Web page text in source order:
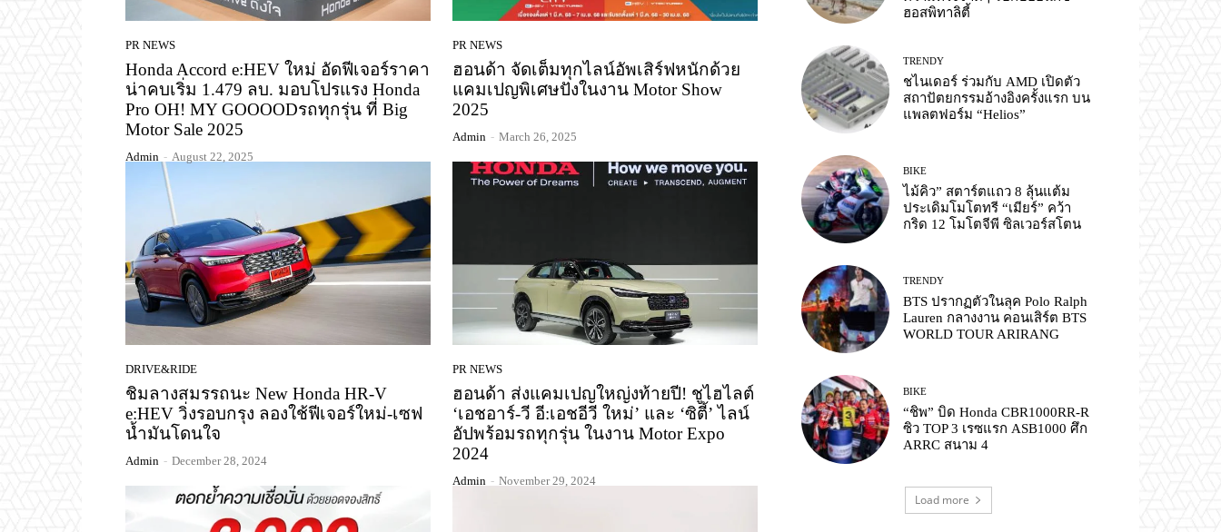
PR NEWS
Honda Accord e:HEV ใหม่ อัดฟีเจอร์ราคา
น่าคบเริ่ม 1.479 ลบ. มอบโปรแรง Honda
Pro OH! MY GOOOODรถทุกรุ่น ที่ Big
Motor Sale 2025
Admin - August 22, 2025
PR NEWS
ฮอนด้า จัดเต็มทุกไลน์อัพเสิร์ฟหนักด้วย
แคมเปญพิเศษปังในงาน Motor Show
2025
Admin - March 26, 2025
DRIVE&RIDE
ชิมลางสมรรถนะ New Honda HR-V
e:HEV วิ่งรอบกรุง ลองใช้ฟีเจอร์ใหม่-เซฟ
น้ำมันโดนใจ
Admin - December 28, 2024
PR NEWS
ฮอนด้า ส่งแคมเปญใหญ่งท้ายปี! ชูไฮไลต์
‘เอชอาร์-วี อี:เอชอีวี ใหม่’ และ ‘ซิตี้’ ไลน์
อัปพร้อมรถทุกรุ่น ในงาน Motor Expo
2024
Admin - November 29, 2024
ฮอสพิทาลิตี้
TRENDY
ชไนเดอร์ ร่วมกับ AMD เปิดตัว
สถาปัตยกรรมอ้างอิงครั้งแรก บน
แพลตฟอร์ม “Helios”
BIKE
ไม้คิว” สตาร์ตแถว 8 ลุ้นแต้ม
ประเดิมโมโตทรี “เมียร์” คว้า
กริด 12 โมโตจีพี ซิลเวอร์สโตน
TRENDY
BTS ปรากฏตัวในลุค Polo Ralph
Lauren กลางงาน คอนเสิร์ต BTS
WORLD TOUR ARIRANG
BIKE
“ชิพ” บิด Honda CBR1000RR-R
ซิว TOP 3 เรซแรก ASB1000 ศึก
ARRC สนาม 4
Load more